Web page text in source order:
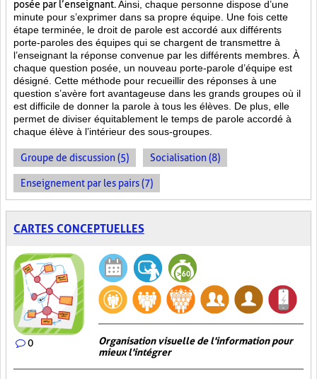
posée par l’enseignant. Ainsi, chaque personne dispose d’une
minute pour s’exprimer dans sa propre équipe. Une fois cette
étape terminée, le droit de parole est accordé aux différents
porte-paroles des équipes qui se chargent de transmettre à
l’enseignant la réponse convenue par les différents membres. À
chaque question posée, un nouveau porte-parole d’équipe est
désigné. Cette méthode pour recueillir des réponses à une
question s’avère fort avantageuse dans les grands groupes où il
est difficile de donner la parole à tous les élèves. De plus, elle
permet de diviser équitablement le temps de parole accordé à
chaque élève à l’intérieur des sous-groupes.
Groupe de discussion (5) Socialisation (8)
Enseignement par les pairs (7)
CARTES CONCEPTUELLES
0
Organisation visuelle de l'information pour
mieux l'intégrer